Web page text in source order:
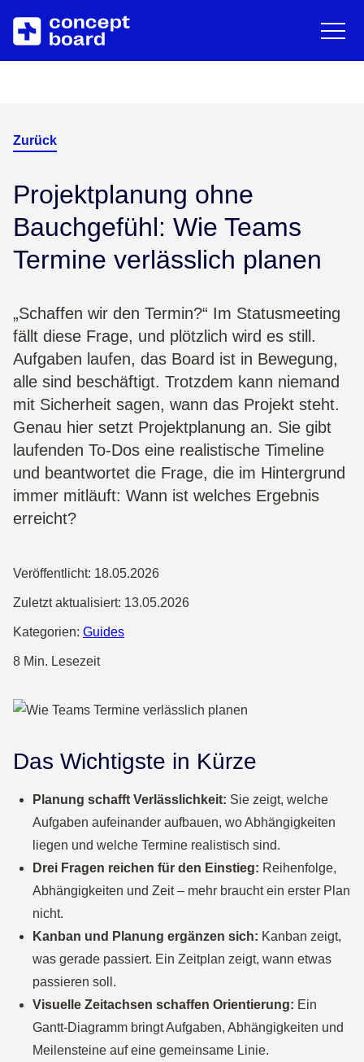
Zum Hauptinhalt springen
Über uns
Kontakt
Downloads/Whitepaper
Zurück
Projektplanung ohne
Bauchgefühl: Wie Teams
Termine verlässlich planen
„Schaffen wir den Termin?“ Im Statusmeeting
fällt diese Frage, und plötzlich wird es still.
Aufgaben laufen, das Board ist in Bewegung,
alle sind beschäftigt. Trotzdem kann niemand
mit Sicherheit sagen, wann das Projekt steht.
Genau hier setzt Projektplanung an. Sie gibt
laufenden To-Dos eine realistische Timeline
und beantwortet die Frage, die im Hintergrund
immer mitläuft: Wann ist welches Ergebnis
erreicht?
Veröffentlicht: 18.05.2026
Zuletzt aktualisiert: 13.05.2026
Kategorien: Guides
8 Min. Lesezeit
Das Wichtigste in Kürze
Planung schafft Verlässlichkeit: Sie zeigt, welche
Aufgaben aufeinander aufbauen, wo Abhängigkeiten
liegen und welche Termine realistisch sind.
Drei Fragen reichen für den Einstieg: Reihenfolge,
Abhängigkeiten und Zeit – mehr braucht ein erster Plan
nicht.
Kanban und Planung ergänzen sich: Kanban zeigt,
was gerade passiert. Ein Zeitplan zeigt, wann etwas
passieren soll.
Visuelle Zeitachsen schaffen Orientierung: Ein
Gantt-Diagramm bringt Aufgaben, Abhängigkeiten und
Meilensteine auf eine gemeinsame Linie.